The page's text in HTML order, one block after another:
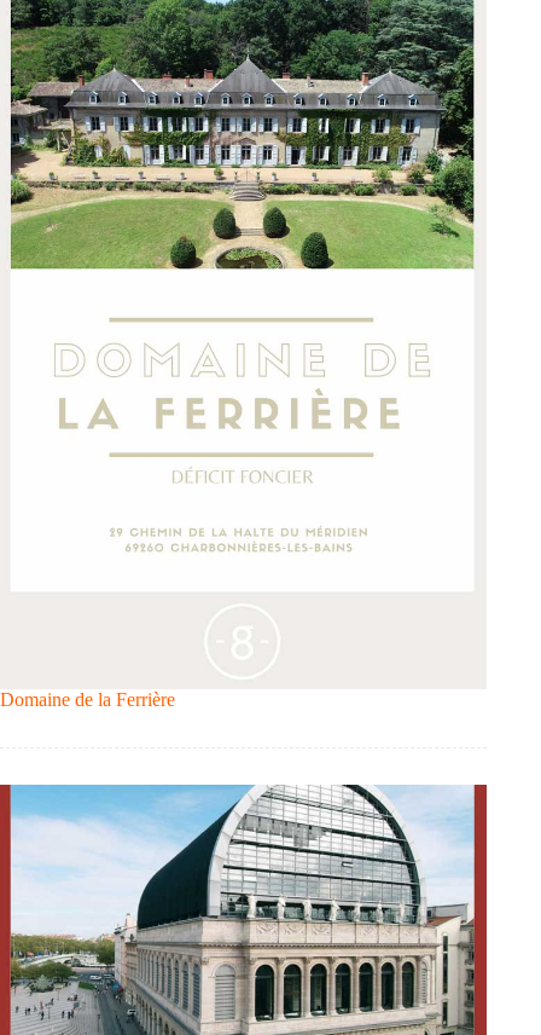
Domaine de la Ferrière